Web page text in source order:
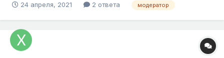
модератор замутил меня на 10 минут по причине 1.2 и пред.
Желаю у...
24 апреля, 2021 2 ответа модератор